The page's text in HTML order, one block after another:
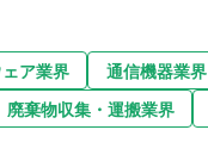
ア業界 通信機器業界
廃棄物収集・運搬業界